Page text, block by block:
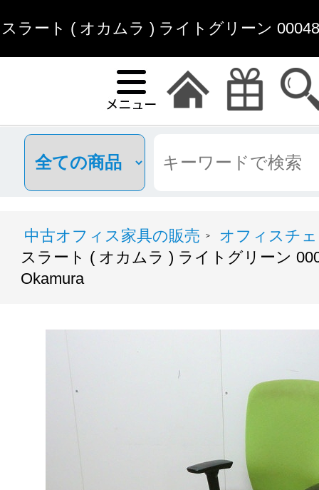
スラート ( オカムラ ) ライトグリーン
中古オフィス家
中古オフィス家具の販売 >
オフィスチ
スラート ( オカムラ ) ライトグリーン
Okamura